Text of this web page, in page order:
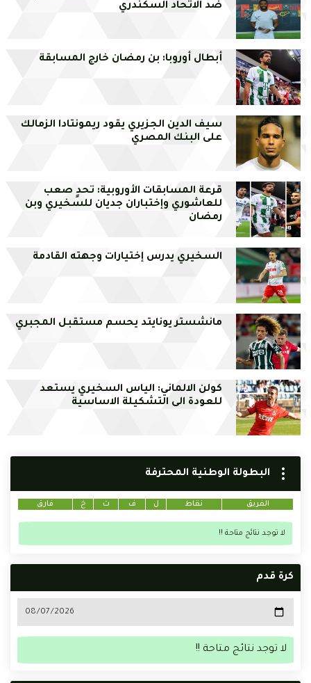
ضد الاتحاد السكندري
أبطال أوروبا: بن رمضان خارج المسابقة
سيف الدين الجزيري يقود ريمونتادا الزمالك
على البنك المصري
قرعة المسابقات الأوروبية: تحدٍ صعب
للعاشوري وإختباران جديان للسخيري وبن
رمضان
السخيري يدرس إختيارات وجهته القادمة
مانشستر يونايتد يحسم مستقبل المجبري
كولن الالماني: الياس السخيري يستعد
للعودة الى التشكيلة الاساسية
البطولة الوطنية المحترفة
الفريق نقاط ل ف ت خ فارق
لا توجد نتائج متاحة !!
كرة قدم
لا توجد نتائج متاحة !!